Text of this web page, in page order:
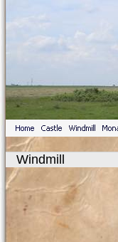
Windmill